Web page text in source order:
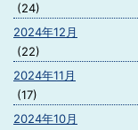
(24)
2024年12月
(22)
2024年11月
(17)
2024年10月